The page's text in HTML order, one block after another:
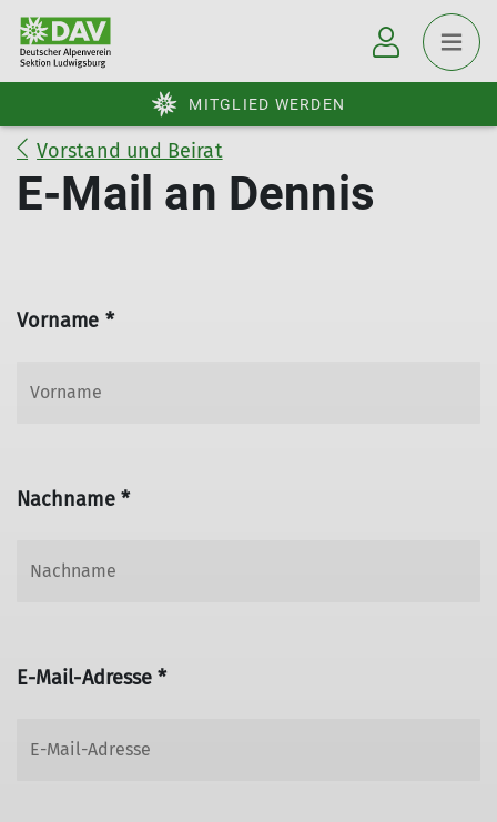
MITGLIED WERDEN
Vorstand und Beirat
E-Mail an Dennis
Vorname *
Nachname *
E-Mail-Adresse *